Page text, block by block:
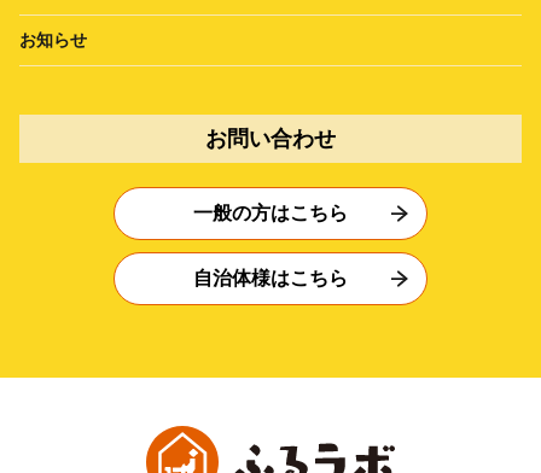
お知らせ
お問い合わせ
一般の方はこちら
自治体様はこちら